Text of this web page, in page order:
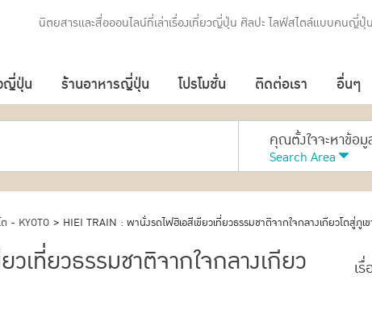
นิตยสารและสื่อออนไลน์ที่เล่าเรื่องเที่ยวญี่ปุ่น ศิลปะ ไลฟ์สไตล์แบบคนญี่ปุ่น
ญี่ปุ่น ร้านอาหารญี่ปุ่น โปรโมชั่น ติดต่อเรา อื่นๆ
คุณตั้งใจจะหาข้อ
Search Area
ต - KYOTO > HIEI TRAIN : พานั่งรถไฟฮิเอสีเขียวเที่ยวธรรมชาติจากใจกลางเกียวโตสู่ภูเข
เที่ยวธรรมชาติจากใจกลางเกียว
เ